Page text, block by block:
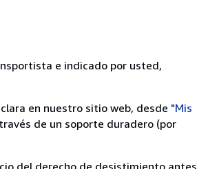
e indicado por usted,
en nuestro sitio web, desde "Mis
de un soporte duradero (por
del derecho de desistimiento antes